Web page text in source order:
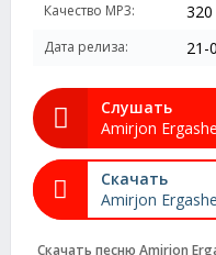
Качество MP3: 320
Дата релиза: 21-
Слушать
Amirjon
Скачать
Amirjon
Скачать песню Amirjon